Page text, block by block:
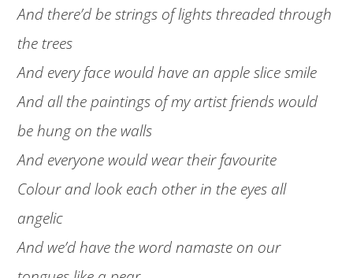
And there’d be strings of lights threaded through
the trees
And every face would have an apple slice smile
And all the paintings of my artist friends would
be hung on the walls
And everyone would wear their favourite
Colour and look each other in the eyes all
angelic
And we’d have the word namaste on our